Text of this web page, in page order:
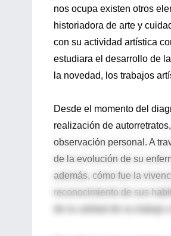
nos ocupa existen otros
historiadora de arte y
con su actividad artística
estudiara el desarrollo de
la novedad, los trabajos
Desde el momento del
realización de
observación personal. A
de la evolución de su
además, cómo fue la
reconocimiento de sus